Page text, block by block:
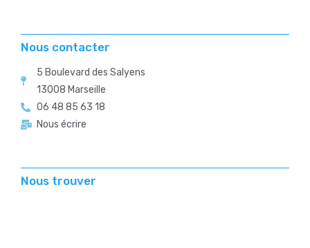
Nous contacter
5 Boulevard des Salyens
13008 Marseille
06 48 85 63 18
Nous écrire
Nous trouver